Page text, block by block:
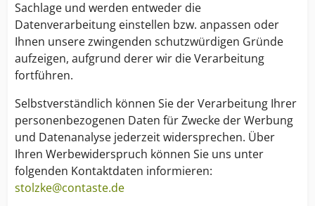
Sachlage und werden entweder die
Datenverarbeitung einstellen bzw. anpassen oder
Ihnen unsere zwingenden schutzwürdigen Gründe
aufzeigen, aufgrund derer wir die Verarbeitung
fortführen.
Selbstverständlich können Sie der Verarbeitung Ihrer
personenbezogenen Daten für Zwecke der Werbung
und Datenanalyse jederzeit widersprechen. Über
Ihren Werbewiderspruch können Sie uns unter
folgenden Kontaktdaten informieren:
stolzke@contaste.de